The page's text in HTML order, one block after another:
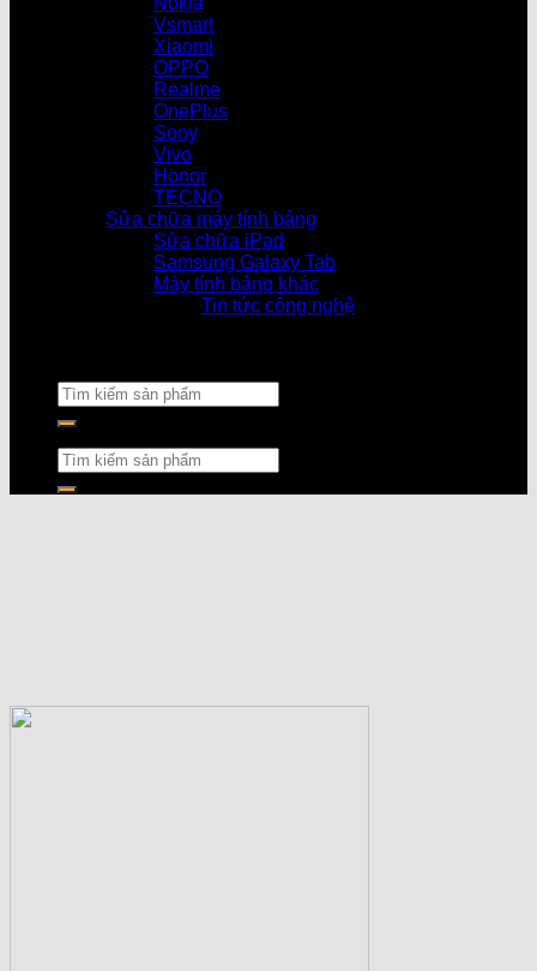
Vsmart
Xiaomi
OPPO
Realme
OnePlus
Sony
Vivo
Honor
TECNO
Sửa chữa máy tính bảng
Sửa chữa iPad
Samsung Galaxy Tab
Máy tính bảng khác
Tin tức công nghệ